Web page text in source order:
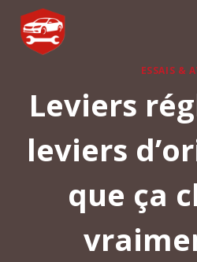
Aller
contenu
ESSAIS &
Leviers
leviers
que ça